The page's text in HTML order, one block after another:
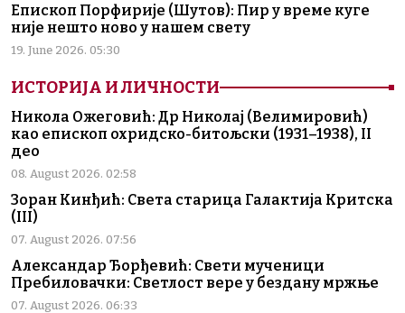
Епископ Порфирије (Шутов): Пир у време куге
није нешто ново у нашем свету
19. June 2026. 05:30
ИСТОРИЈА И ЛИЧНОСТИ
Никола Ожеговић: Др Николај (Велимировић)
као епископ охридско-битољски (1931–1938), II
део
08. August 2026. 02:58
Зоран Кинђић: Света старица Галактија Критска
(III)
07. August 2026. 07:56
Александар Ђорђевић: Свети мученици
Пребиловачки: Светлост вере у бездану мржње
07. August 2026. 06:33